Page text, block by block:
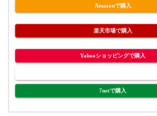
Amazonで購入
楽天市場で購入
Yahooショッピングで購入
7netで購入